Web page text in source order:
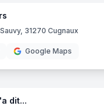
31270 Cugnaux
Google Maps
dit...